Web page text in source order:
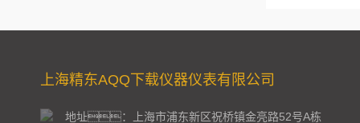
上海精东AQQ下载仪器仪表有限公司
地址：上海市浦东新区祝桥镇金亮路52号A栋